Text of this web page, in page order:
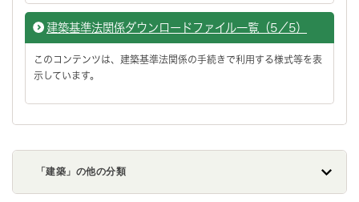
建築基準法関係ダウンロードファイル一覧（5／5）
このコンテンツは、建築基準法関係の手続きで利用する様式等を表
示しています。
「建築」の他の分類